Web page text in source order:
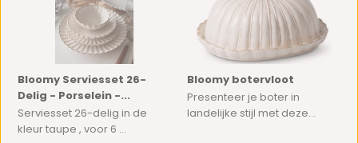
Bloomy Serviesset 26-
Delig - Porselein -...
Serviesset 26-delig in de
kleur taupe , voor 6 ...
Bloomy botervloot
Presenteer je boter in
landelijke stijl met deze...